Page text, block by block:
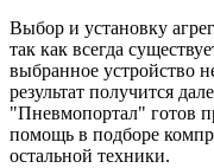
Выбор и установку
так как всегда
выбранное устройство
результат получится
"Пневмопортал" готов
помощь в подборе
остальной техники.